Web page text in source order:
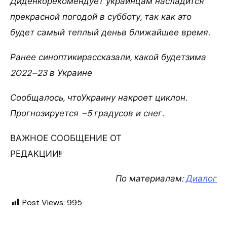
прекрасной погодой в субботу, так как это
будет самый теплый деньв ближайшее время.
Ранее синоптикирассказали, какой будетзима
2022–23 в Украине
Сообщалось, чтоУкраину накроет циклон.
Прогнозируется –5 градусов и снег.
ВАЖНОЕ СООБЩЕНИЕ ОТ
РЕДАКЦИИ!!
По материалам:Диалог
Post Views: 995